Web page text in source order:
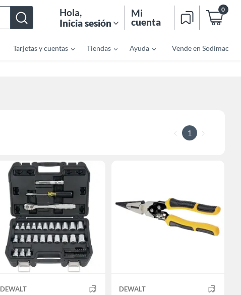
Hola,
Inicia sesión
Mi
cuenta
0
Tarjetas y cuentas Tiendas Ayuda Vende en Sodimac
1
DEWALT DEWALT